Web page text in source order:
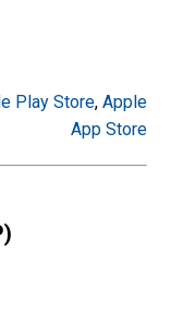
Play Store,Apple
App Store